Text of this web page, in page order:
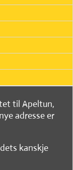
til Apeltun,
adresse er
kanskje